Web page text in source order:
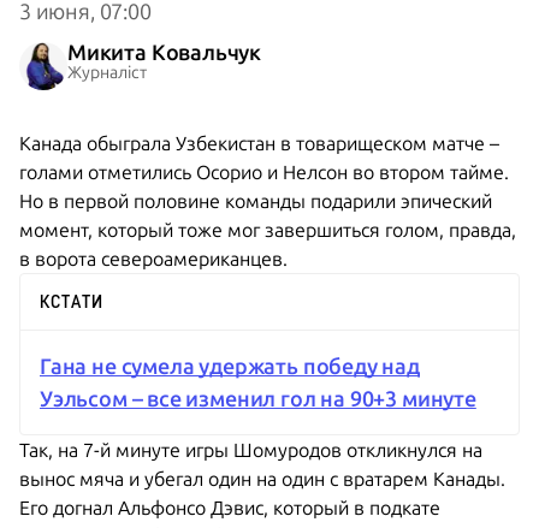
3 июня, 07:00
Микита Ковальчук
Журналіст
Канада обыграла Узбекистан в товарищеском матче –
голами отметились Осорио и Нелсон во втором тайме.
Но в первой половине команды подарили эпический
момент, который тоже мог завершиться голом, правда,
в ворота североамериканцев.
КСТАТИ
Гана не сумела удержать победу над
Уэльсом – все изменил гол на 90+3 минуте
Так, на 7-й минуте игры Шомуродов откликнулся на
вынос мяча и убегал один на один с вратарем Канады.
Его догнал Альфонсо Дэвис, который в подкате